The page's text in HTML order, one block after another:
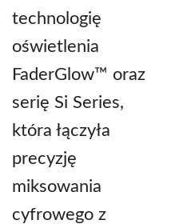
technologię
oświetlenia
FaderGlow™ oraz
serię Si Series,
która łączyła
precyzję
miksowania
cyfrowego z